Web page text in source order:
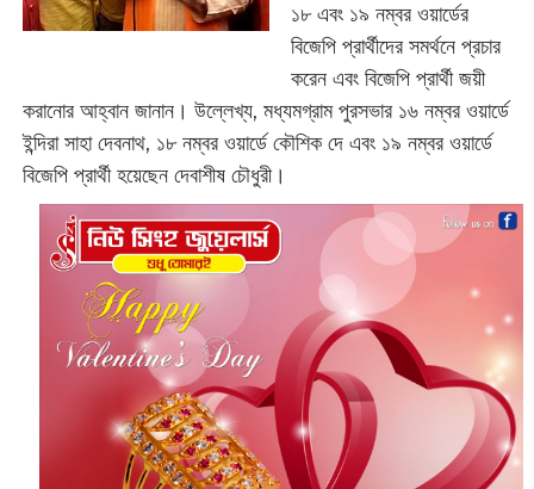
১৮ এবং ১৯ নম্বর ওয়ার্ডের
বিজেপি প্রার্থীদের সমর্থনে প্রচার
করেন এবং বিজেপি প্রার্থী জয়ী
করানোর আহ্বান জানান। উল্লেখ্য, মধ্যমগ্রাম পুরসভার ১৬ নম্বর ওয়ার্ডে
ইন্দিরা সাহা দেবনাথ, ১৮ নম্বর ওয়ার্ডে কৌশিক দে এবং ১৯ নম্বর ওয়ার্ডে
বিজেপি প্রার্থী হয়েছেন দেবাশীষ চৌধুরী।